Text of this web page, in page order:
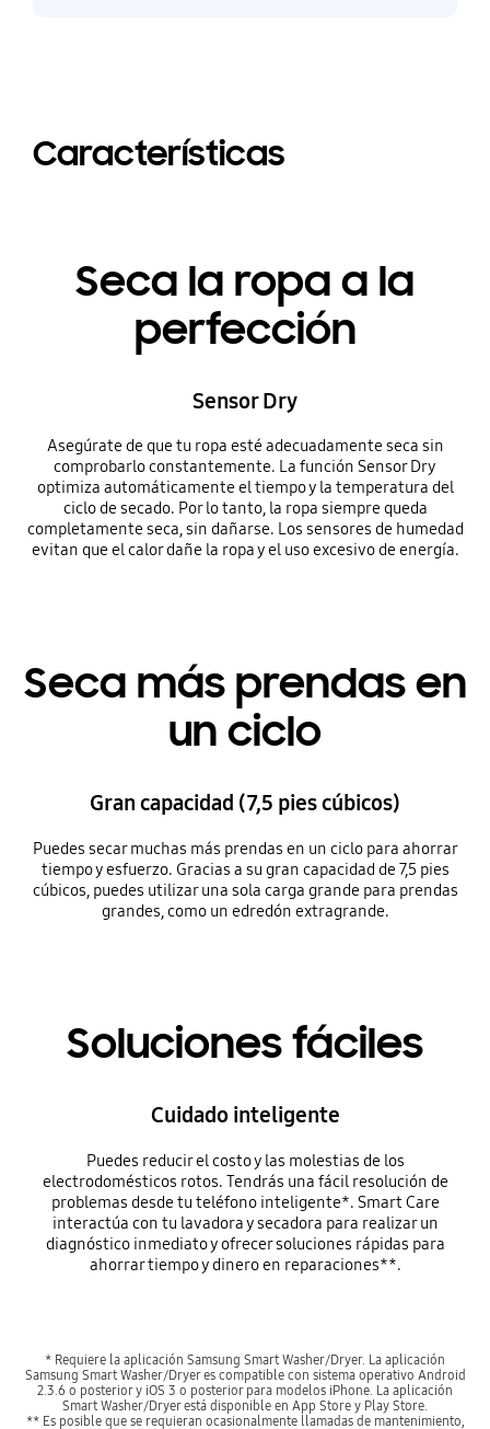
Características
Seca la ropa a la
perfección
Sensor Dry
Asegúrate de que tu ropa esté adecuadamente seca sin
comprobarlo constantemente. La función Sensor Dry
optimiza automáticamente el tiempo y la temperatura del
ciclo de secado. Por lo tanto, la ropa siempre queda
completamente seca, sin dañarse. Los sensores de humedad
evitan que el calor dañe la ropa y el uso excesivo de energía.
Seca más prendas en
un ciclo
Gran capacidad (7,5 pies cúbicos)
Puedes secar muchas más prendas en un ciclo para ahorrar
tiempo y esfuerzo. Gracias a su gran capacidad de 7,5 pies
cúbicos, puedes utilizar una sola carga grande para prendas
grandes, como un edredón extragrande.
Soluciones fáciles
Cuidado inteligente
Puedes reducir el costo y las molestias de los
electrodomésticos rotos. Tendrás una fácil resolución de
problemas desde tu teléfono inteligente*. Smart Care
interactúa con tu lavadora y secadora para realizar un
diagnóstico inmediato y ofrecer soluciones rápidas para
ahorrar tiempo y dinero en reparaciones**.
* Requiere la aplicación Samsung Smart Washer/Dryer. La aplicación
Samsung Smart Washer/Dryer es compatible con sistema operativo Android
2.3.6 o posterior y iOS 3 o posterior para modelos iPhone. La aplicación
Smart Washer/Dryer está disponible en App Store y Play Store.
** Es posible que se requieran ocasionalmente llamadas de mantenimiento,